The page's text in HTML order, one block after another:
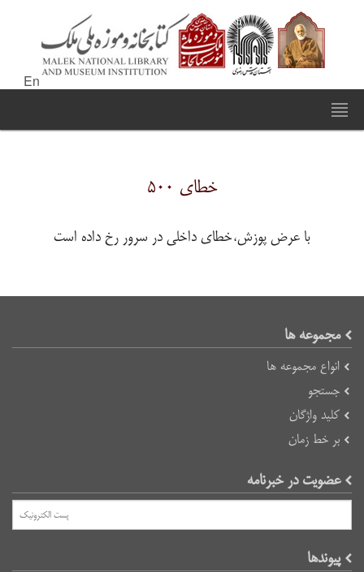
En
خطای ۵۰۰
با عرض پوزش،خطای داخلی در سرور رخ داده است
مجموعه ها
انواع مجموعه ها
جستجو
کلید واژگان
بر خط زمان
عضویت در خبرنامه
پیوند‌ها